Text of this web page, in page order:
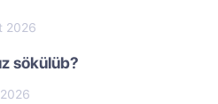
2026
sökülüb?